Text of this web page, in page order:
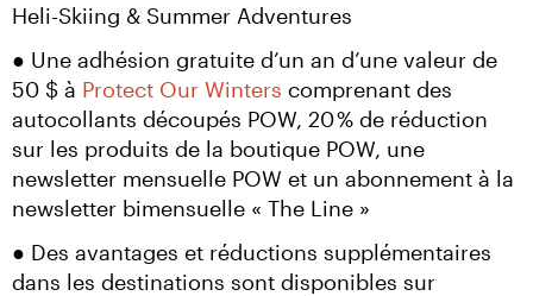
Heli-Skiing & Summer Adventures
● Une adhésion gratuite d’un an d’une valeur de
50 $ à Protect Our Winters comprenant des
autocollants découpés POW, 20 % de réduction
sur les produits de la boutique POW, une
newsletter mensuelle POW et un abonnement à la
newsletter bimensuelle « The Line »
● Des avantages et réductions supplémentaires
dans les destinations sont disponibles sur